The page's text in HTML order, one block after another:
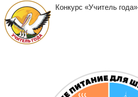
Конкурс «Учитель года»